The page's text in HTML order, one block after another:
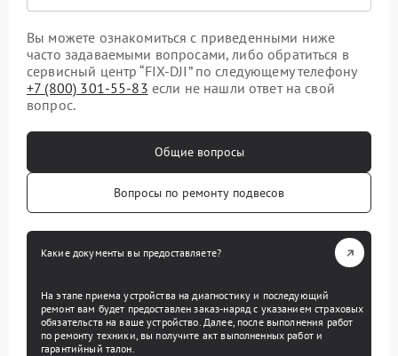
Вы можете ознакомиться с приведенными ниже
часто задаваемыми вопросами, либо обратиться в
сервисный центр “FIX-DJI” по следующему телефону
+7 (800) 301-55-83 если не нашли ответ на свой
вопрос.
Общие вопросы
Вопросы по ремонту подвесов
Какие документы вы предоставляете?
На этапе приема устройства на диагностику и последующий
ремонт вам будет предоставлен заказ-наряд с указанием страховых
обязательств на ваше устройство. Далее, после выполнения работ
по ремонту техники, вы получите акт выполненных работ и
гарантийный талон.